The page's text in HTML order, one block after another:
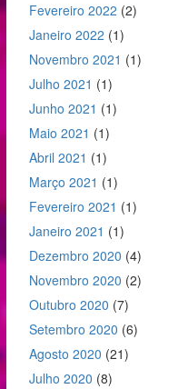
Fevereiro 2022 (2)
Janeiro 2022 (1)
Novembro 2021 (1)
Julho 2021 (1)
Junho 2021 (1)
Maio 2021 (1)
Abril 2021 (1)
Março 2021 (1)
Fevereiro 2021 (1)
Janeiro 2021 (1)
Dezembro 2020 (4)
Novembro 2020 (2)
Outubro 2020 (7)
Setembro 2020 (6)
Agosto 2020 (21)
Julho 2020 (8)